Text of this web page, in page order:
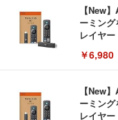
【New
ーミン
レイヤー
￥6,980
【New
ーミン
レイヤー